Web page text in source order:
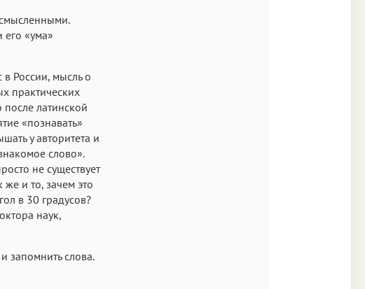
«ума»
России, мысль о
практических
латинской
«познавать»
у авторитета и
слово».
не существует
и то, зачем это
в 30 градусов?
наук,
запомнить слова.